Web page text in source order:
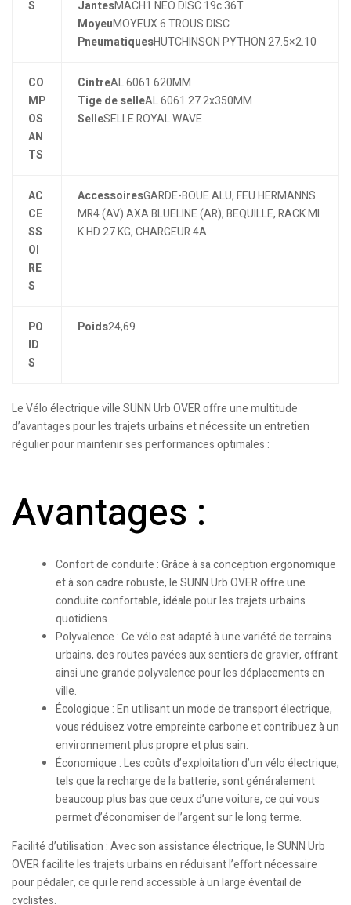
S JantesMACH1 NEO DISC 19c 36T
MoyeuMOYEUX 6 TROUS DISC
PneumatiquesHUTCHINSON PYTHON 27.5×2.10
CO
MP
OS
AN
TS
CintreAL 6061 620MM
Tige de selleAL 6061 27.2x350MM
SelleSELLE ROYAL WAVE
AC
CE
SS
OI
RE
S
AccessoiresGARDE-BOUE ALU, FEU HERMANNS
MR4 (AV) AXA BLUELINE (AR), BEQUILLE, RACK MI
K HD 27 KG, CHARGEUR 4A
PO
ID
S
Poids24,69
Le Vélo électrique ville SUNN Urb OVER offre une multitude
d’avantages pour les trajets urbains et nécessite un entretien
régulier pour maintenir ses performances optimales :
Avantages :
Confort de conduite : Grâce à sa conception ergonomique
et à son cadre robuste, le SUNN Urb OVER offre une
conduite confortable, idéale pour les trajets urbains
quotidiens.
Polyvalence : Ce vélo est adapté à une variété de terrains
urbains, des routes pavées aux sentiers de gravier, offrant
ainsi une grande polyvalence pour les déplacements en
ville.
Écologique : En utilisant un mode de transport électrique,
vous réduisez votre empreinte carbone et contribuez à un
environnement plus propre et plus sain.
Économique : Les coûts d’exploitation d’un vélo électrique,
tels que la recharge de la batterie, sont généralement
beaucoup plus bas que ceux d’une voiture, ce qui vous
permet d’économiser de l’argent sur le long terme.
Facilité d’utilisation : Avec son assistance électrique, le SUNN Urb
OVER facilite les trajets urbains en réduisant l’effort nécessaire
pour pédaler, ce qui le rend accessible à un large éventail de
cyclistes.